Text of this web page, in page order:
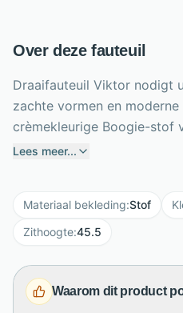
Over deze fauteuil
Draaifauteuil Viktor nodigt
zachte vormen en
crèmekleurige Boogie-stof
brengt rust in je interieur.
benen extra ondersteuning
televisiekijken of een
met een zithoogte van 45,5
cm aangenaam comfort.
Lees meer...
Materiaal bekleding:Stof
Zithoogte:45.5
Waarom dit product